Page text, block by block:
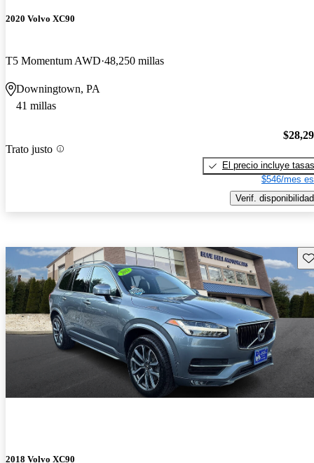
2020 Volvo XC90
T5 Momentum AWD 48,250 millas
Downingtown, PA
41 millas
Trato justo
El precio incluye tasas
$546/mes
Verif. disponibilidad
2018 Volvo XC90